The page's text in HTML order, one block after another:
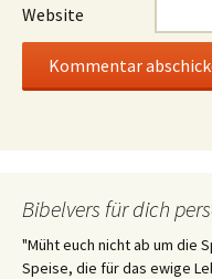
Website
Bibelvers für dich
"Müht euch nicht ab um die
Speise, die für das ewige